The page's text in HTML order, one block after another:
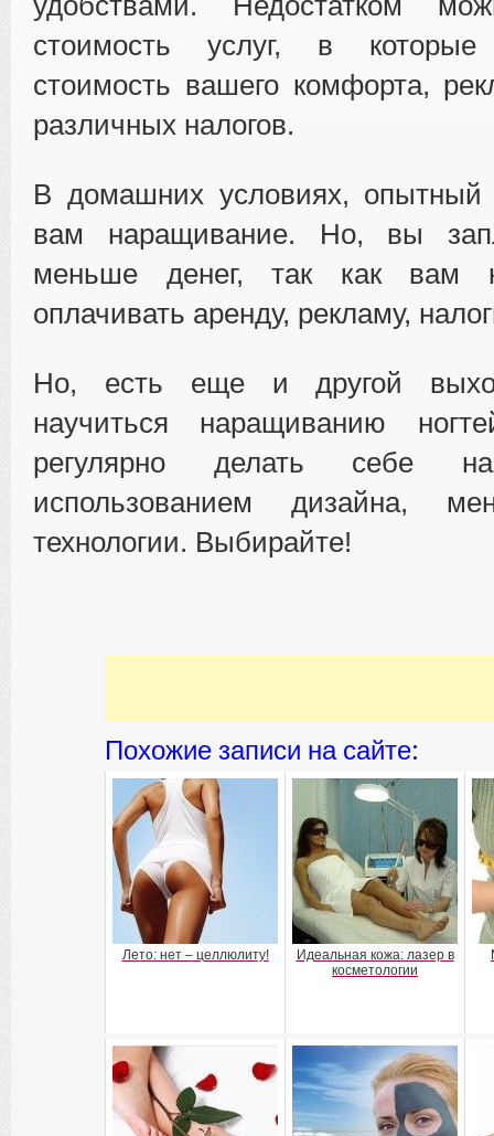
стоимость услуг, в
стоимость вашего комфорта,
различных налогов.
В домашних условиях, опытный
вам наращивание. Но, вы
меньше денег, так как вам
оплачивать аренду, рекламу,
Но, есть еще и другой
научиться наращиванию
регулярно делать себе
использованием дизайна,
технологии. Выбирайте!
Похожие записи на сайте:
Лето: нет – целлюлиту!
Идеальная кожа: лазер в
косметологии